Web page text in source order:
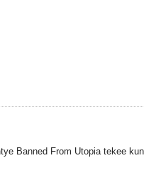
Banned From Utopia tekee